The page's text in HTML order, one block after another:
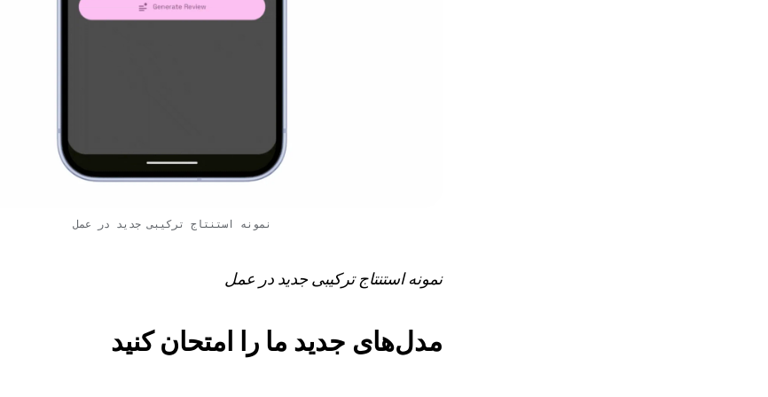
نمونه استنتاج ترکیبی جدید در عمل
نمونه استنتاج ترکیبی جدید در عمل
مدل‌های جدید ما را امتحان کنید